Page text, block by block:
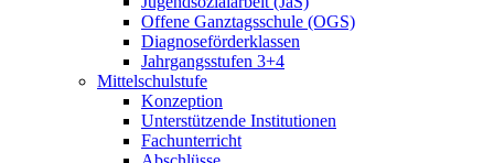
Offene Ganztagsschule (OGS)
Diagnoseförderklassen
Jahrgangsstufen 3+4
Mittelschulstufe
Konzeption
Unterstützende Institutionen
Fachunterricht